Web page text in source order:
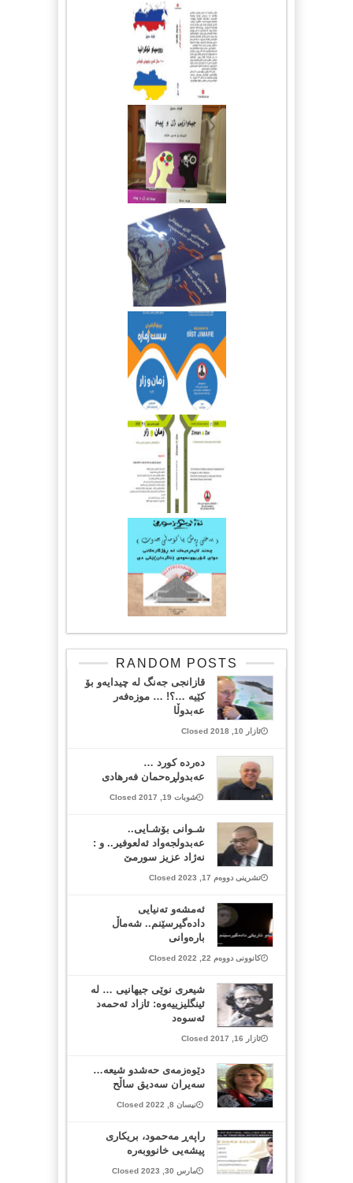
RANDOM POSTS
قازانجی جەنگ لە چیدایەو بۆ
کێیە …؟! … موزەفەر
عەبدوڵا
ئازار 10, 2018 Closed
ده‌رده‌ كورد …
عه‌بدولڕه‌حمان فه‌رهادی
شوبات 19, 2017 Closed
شـوانی بۆشـایی..
عه‌بدولجه‌واد ئه‌لعوفیر.. و :
نه‌ژاد عزیز سورمێ
تشرینی دووەم 17, 2023 Closed
ئەمشەو تەنیایی
دادەگیرسێنم.. شەماڵ
بارەوانی
کانوونی دووەم 22, 2022 Closed
شیعری نوێی جیهانیی … لە
ئینگلیزییەوە: ئازاد ئەحمەد
ئەسوەد
ئازار 16, 2017 Closed
دێوەزمەی حەشدو شیعە…
سەیران سەدیق ساڵح
نیسان 8, 2022 Closed
راپەڕ مەحمود، بریکاری
پیشەیی خانووبەرە
مارس 30, 2023 Closed